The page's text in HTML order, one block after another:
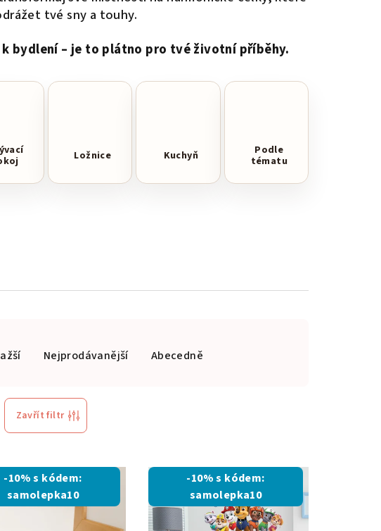
tvé sny a touhy.
bydlení – je to plátno pro tvé životní příběhy.
Ložnice Kuchyň
Podle
tématu
Nejprodávanější Abecedně
Zavřít filtr
-10% s kódem:
samolepka10
-10% s kódem:
samolepka10